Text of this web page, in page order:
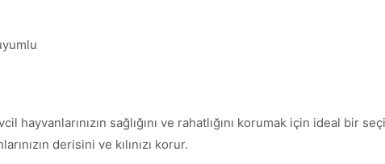
hayvanlarınızın sağlığını ve rahatlığını korumak için ideal bir
derisini ve kılınızı korur.